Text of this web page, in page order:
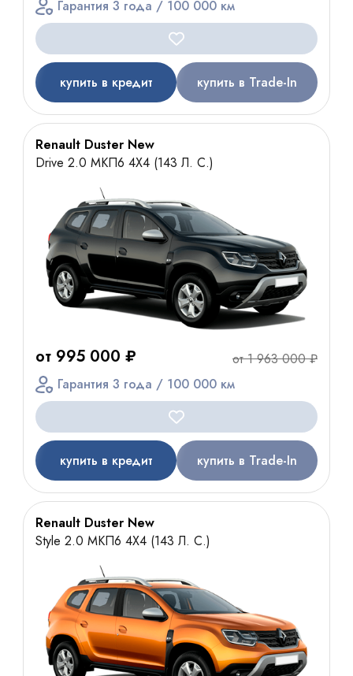
Гарантия 3 года / 100 000 км
купить в кредит купить в Trade-In
Renault Duster New
Drive 2.0 МКП6 4Х4 (143 Л. С.)
от 995 000 ₽
от 1 963 000 ₽
Гарантия 3 года / 100 000 км
купить в кредит купить в Trade-In
Renault Duster New
Style 2.0 МКП6 4Х4 (143 Л. С.)